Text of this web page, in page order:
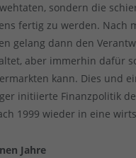
sondern die
fertig zu werden. Nach
gelang dann den
aber immerhin dafür
kann. Dies und
initiierte Finanzpolitik
1999 wieder in eine
Jahre